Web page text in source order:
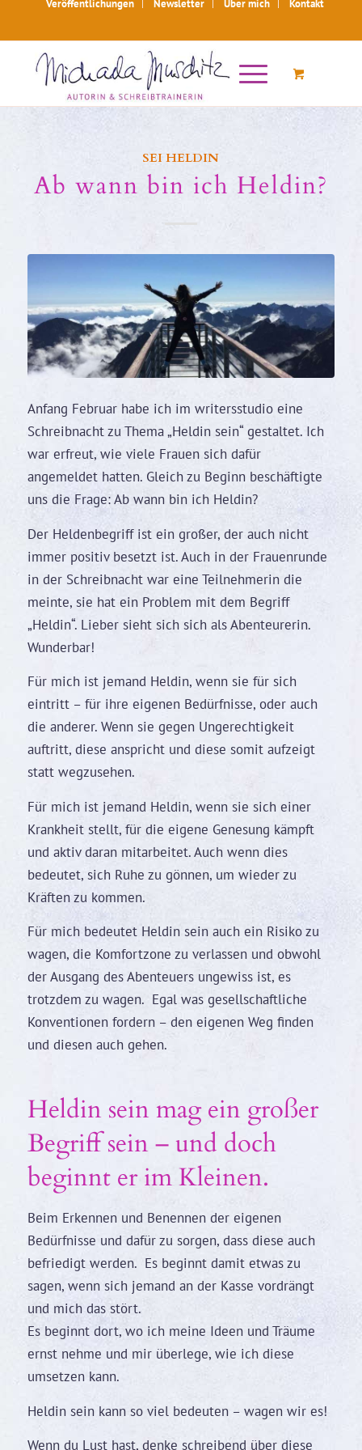
Veröffentlichungen Newsletter Über mich Kontakt
SEI HELDIN
Ab wann bin ich Heldin?
Anfang Februar habe ich im writersstudio eine
Schreibnacht zu Thema „Heldin sein“ gestaltet. Ich
war erfreut, wie viele Frauen sich dafür
angemeldet hatten. Gleich zu Beginn beschäftigte
uns die Frage: Ab wann bin ich Heldin?
Der Heldenbegriff ist ein großer, der auch nicht
immer positiv besetzt ist. Auch in der Frauenrunde
in der Schreibnacht war eine Teilnehmerin die
meinte, sie hat ein Problem mit dem Begriff
„Heldin“. Lieber sieht sich sich als Abenteurerin.
Wunderbar!
Für mich ist jemand Heldin, wenn sie für sich
eintritt – für ihre eigenen Bedürfnisse, oder auch
die anderer. Wenn sie gegen Ungerechtigkeit
auftritt, diese anspricht und diese somit aufzeigt
statt wegzusehen.
Für mich ist jemand Heldin, wenn sie sich einer
Krankheit stellt, für die eigene Genesung kämpft
und aktiv daran mitarbeitet. Auch wenn dies
bedeutet, sich Ruhe zu gönnen, um wieder zu
Kräften zu kommen.
Für mich bedeutet Heldin sein auch ein Risiko zu
wagen, die Komfortzone zu verlassen und obwohl
der Ausgang des Abenteuers ungewiss ist, es
trotzdem zu wagen. Egal was gesellschaftliche
Konventionen fordern – den eigenen Weg finden
und diesen auch gehen.
Heldin sein mag ein großer
Begriff sein – und doch
beginnt er im Kleinen.
Beim Erkennen und Benennen der eigenen
Bedürfnisse und dafür zu sorgen, dass diese auch
befriedigt werden. Es beginnt damit etwas zu
sagen, wenn sich jemand an der Kasse vordrängt
und mich das stört.
Es beginnt dort, wo ich meine Ideen und Träume
ernst nehme und mir überlege, wie ich diese
umsetzen kann.
Heldin sein kann so viel bedeuten – wagen wir es!
Wenn du Lust hast, denke schreibend über diese